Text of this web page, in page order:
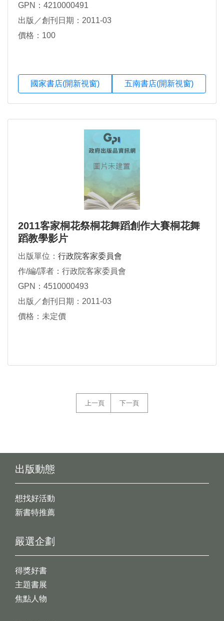
GPN：4210000491
出版／創刊日期：2011-03
價格：100
國家書店(開新視窗) 五南書店(開新視窗)
2011客家桐花祭桐花舞蹈創作大賽桐花舞
蹈教學影片
出版單位： 行政院客家委員會
作/編/譯者：行政院客家委員會
GPN：4510000493
出版／創刊日期：2011-03
價格：未定價
上一頁 下一頁
出版動態
想找好活動
新書特推薦
嚴選企劃
得獎好書
主題書展
焦點人物